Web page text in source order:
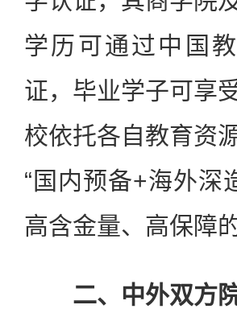
学历可通过中国
证，毕业学子可享
校依托各自教育资
“国内预备+海外深
高含金量、高保障
二、中外双方